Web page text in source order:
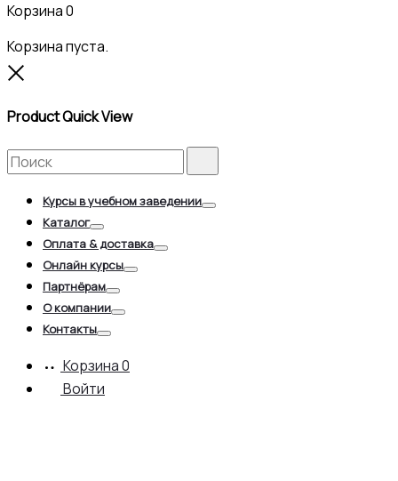
Корзина0
Корзина пуста.
Product Quick View
Search
for:
Курсы в учебном заведении
Каталог
Toggle
Оплата & доставка
Онлайн курсы
Партнёрам
О компании
Контакты
Корзина0
Войти